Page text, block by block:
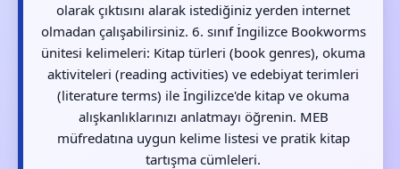
olarak çıktısını alarak istediğiniz yerden internet
olmadan çalışabilirsiniz. 6. sınıf İngilizce Bookworms
ünitesi kelimeleri: Kitap türleri (book genres), okuma
aktiviteleri (reading activities) ve edebiyat terimleri
(literature terms) ile İngilizce'de kitap ve okuma
alışkanlıklarınızı anlatmayı öğrenin. MEB
müfredatına uygun kelime listesi ve pratik kitap
tartışma cümleleri.